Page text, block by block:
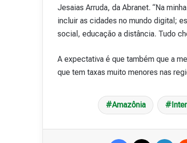
Jesaias Arruda, da Abranet. “Na
incluir as cidades no mundo digital;
social, educação a distância. Tudo
A expectativa é que também que a
que tem taxas muito menores nas
Amazônia
Facebook